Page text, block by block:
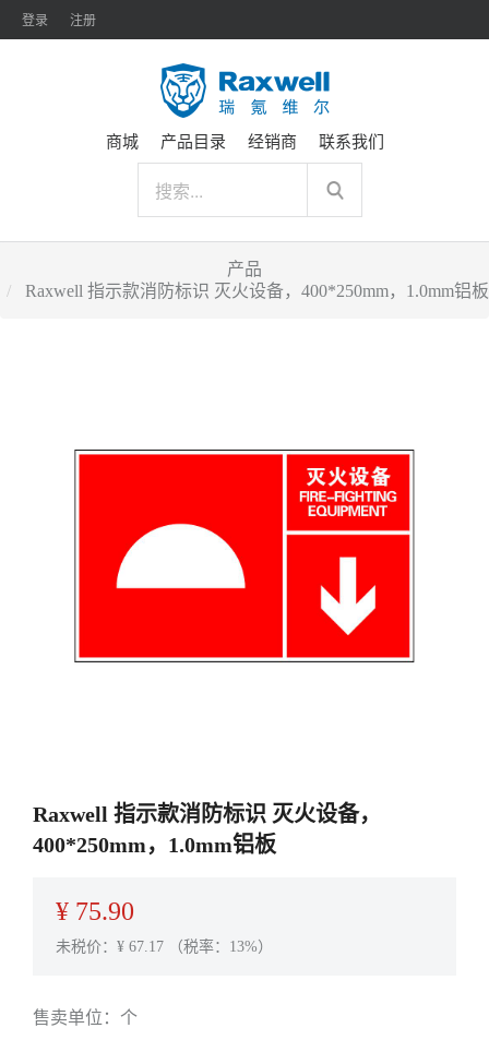
登录 注册
商城 产品目录 经销商 联系我们
产品
Raxwell 指示款消防标识 灭火设备，400*250mm，1.0mm铝板
Raxwell 指示款消防标识 灭火设备，
400*250mm，1.0mm铝板
¥ 75.90
未税价：¥ 67.17 （税率：13%）
售卖单位： 个